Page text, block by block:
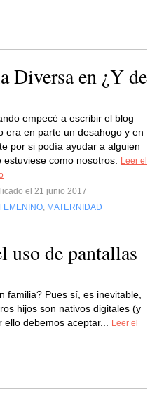
Diversa en ¿Y de
empecé a escribir el blog
era en parte un desahogo y en
por si podía ayudar a alguien
estuviese como nosotros.
Leer el
el 21 junio 2017
, MATERNIDAD
uso de pantallas
familia? Pues sí, es inevitable,
hijos son nativos digitales (y
debemos aceptar...
Leer el